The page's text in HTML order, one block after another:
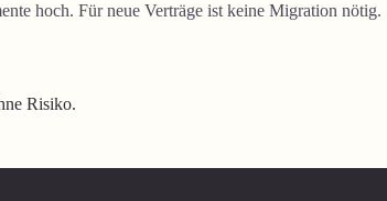
hoch. Für neue Verträge ist keine Migration nötig.
Risiko.